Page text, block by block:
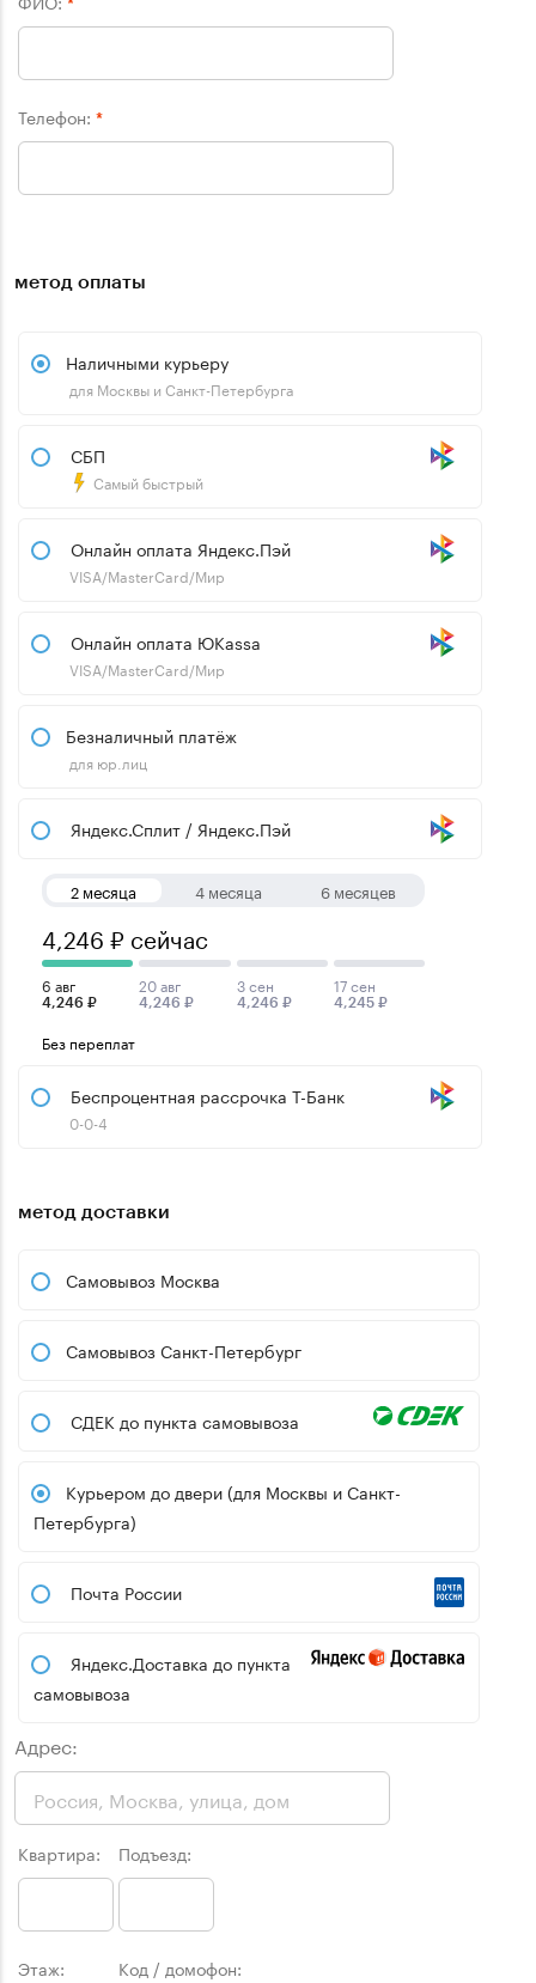
Телефон: *
метод оплаты
Наличными курьеру
для Москвы и Санкт-Петербурга
СБП
Самый быстрый
Онлайн оплата Яндекс.Пэй
VISA/MasterCard/Мир
Онлайн оплата ЮKassa
VISA/MasterCard/Мир
Безналичный платёж
для юр.лиц
Яндекс.Сплит / Яндекс.Пэй
2 месяца 4 месяца 6 месяцев
4,246 ₽ сейчас
6 авг
4,246 ₽
20 авг
4,246 ₽
3 сен
4,246 ₽
17 сен
4,245 ₽
Без переплат
Беспроцентная рассрочка Т-Банк
0-0-4
метод доставки
Самовывоз Москва
Самовывоз Санкт-Петербург
СДЕК до пункта самовывоза
Курьером до двери (для Москвы и Санкт-
Петербурга)
Почта России
Яндекс.Доставка до пункта
самовывоза
Адрес:
Квартира: Подъезд:
Этаж: Код / домофон: